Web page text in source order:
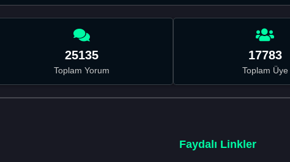
25135
Toplam Yorum
17783
Toplam Üye
Faydalı Linkler